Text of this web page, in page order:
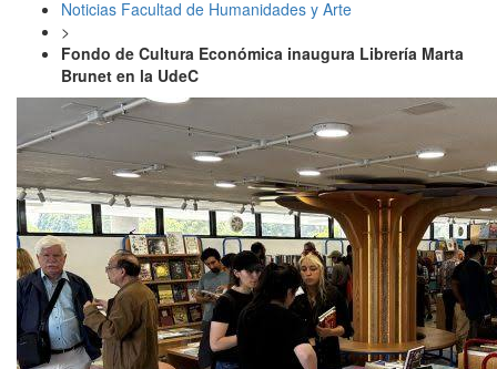
Noticias Facultad de Humanidades y Arte
>
Fondo de Cultura Económica inaugura Librería Marta
Brunet en la UdeC